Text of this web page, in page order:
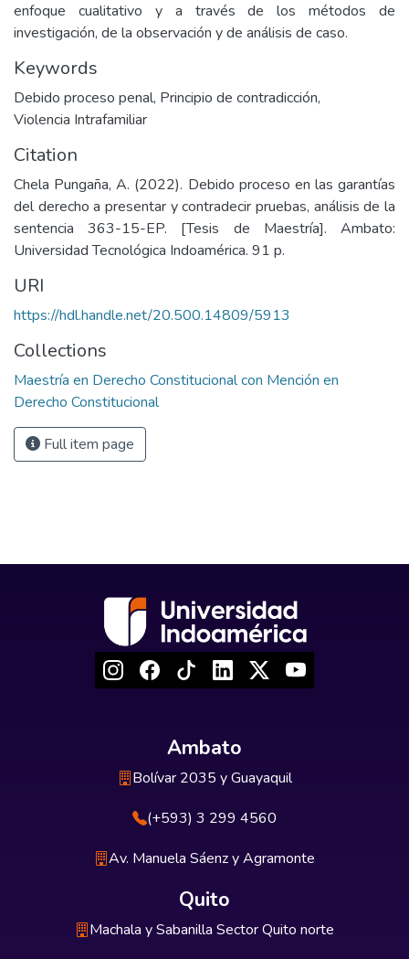
enfoque cualitativo y a través de los métodos de
investigación, de la observación y de análisis de caso.
Keywords
Debido proceso penal, Principio de contradicción,
Violencia Intrafamiliar
Citation
Chela Pungaña, A. (2022). Debido proceso en las garantías
del derecho a presentar y contradecir pruebas, análisis de la
sentencia 363-15-EP. [Tesis de Maestría]. Ambato:
Universidad Tecnológica Indoamérica. 91 p.
URI
https://hdl.handle.net/20.500.14809/5913
Collections
Maestría en Derecho Constitucional con Mención en
Derecho Constitucional
Full item page
Ambato
Bolívar 2035 y Guayaquil
(+593) 3 299 4560
Av. Manuela Sáenz y Agramonte
Quito
Machala y Sabanilla Sector Quito norte